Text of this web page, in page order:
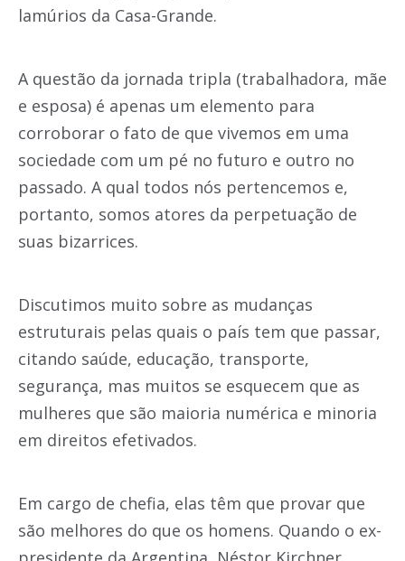
lamúrios da Casa-Grande.
A questão da jornada tripla (trabalhadora, mãe
e esposa) é apenas um elemento para
corroborar o fato de que vivemos em uma
sociedade com um pé no futuro e outro no
passado. A qual todos nós pertencemos e,
portanto, somos atores da perpetuação de
suas bizarrices.
Discutimos muito sobre as mudanças
estruturais pelas quais o país tem que passar,
citando saúde, educação, transporte,
segurança, mas muitos se esquecem que as
mulheres que são maioria numérica e minoria
em direitos efetivados.
Em cargo de chefia, elas têm que provar que
são melhores do que os homens. Quando o ex-